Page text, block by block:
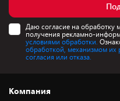
Даю согласие на обработку
получения рекламно-
условиями обработки.
обработкой, механизмом их
согласия или отказа.
Компания